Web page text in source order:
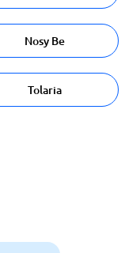
Nosy Be
Tolaria